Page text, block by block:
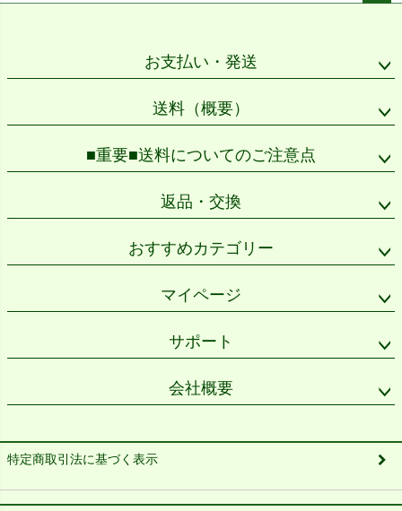
お支払い・発送
送料（概要）
■重要■送料についてのご注意点
返品・交換
おすすめカテゴリー
マイページ
サポート
会社概要
特定商取引法に基づく表示